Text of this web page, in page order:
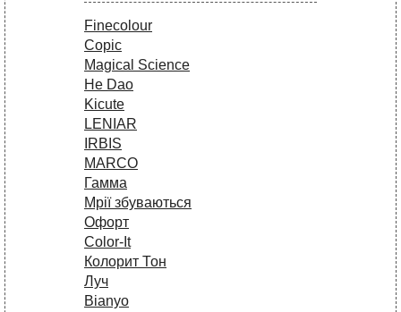
Finecolour
Copic
Magical Science
He Dao
Kicute
LENIAR
IRBIS
MARCO
Гамма
Мрії збуваються
Офорт
Сolor-It
Колорит Тон
Луч
Bianyo